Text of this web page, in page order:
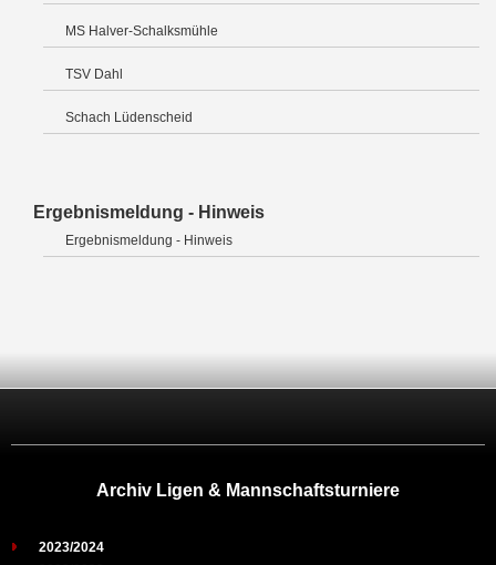
MS Halver-Schalksmühle
TSV Dahl
Schach Lüdenscheid
Ergebnismeldung - Hinweis
Ergebnismeldung - Hinweis
Archiv Ligen & Mannschaftsturniere
2023/2024